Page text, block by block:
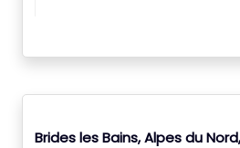
Brides les Bains, Alpes du